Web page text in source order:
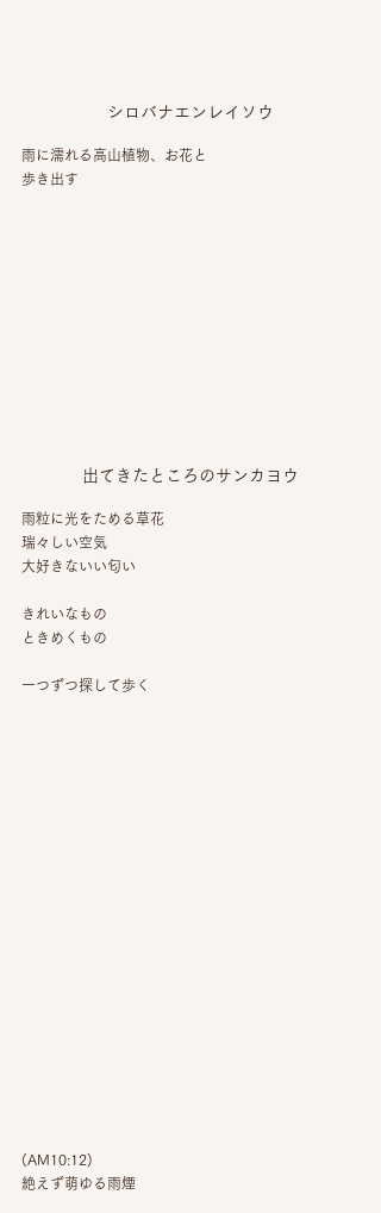
シロバナエンレイソウ
雨に濡れる高山植物、お花と
歩き出す
出てきたところのサンカヨウ
雨粒に光をためる草花
瑞々しい空気
大好きないい匂い
きれいなもの
ときめくもの
一つずつ探して歩く
(AM10:12)
絶えず萌ゆる雨煙